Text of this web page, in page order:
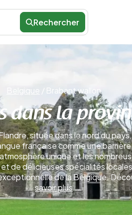
Rechercher
Belgique / Brabant wallon
dans la
située dans le nord du
française comme une
unique et les
de délicieuses spécialités
de la Belgique.
savoir plus